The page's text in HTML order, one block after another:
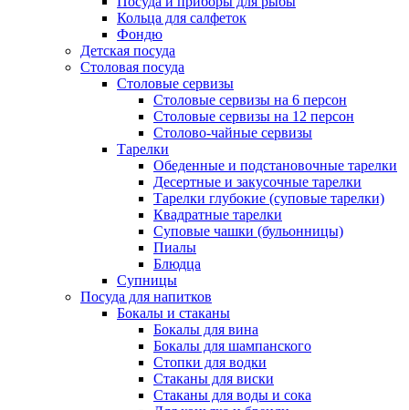
Кольца для салфеток
Фондю
Детская посуда
Столовая посуда
Столовые сервизы
Столовые сервизы на 6 персон
Столовые сервизы на 12 персон
Столово-чайные сервизы
Тарелки
Обеденные и подстановочные тарелки
Десертные и закусочные тарелки
Тарелки глубокие (суповые тарелки)
Квадратные тарелки
Суповые чашки (бульонницы)
Пиалы
Блюдца
Супницы
Посуда для напитков
Бокалы и стаканы
Бокалы для вина
Бокалы для шампанского
Стопки для водки
Стаканы для виски
Стаканы для воды и сока